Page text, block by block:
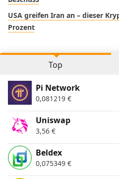
USA greifen Iran an – dieser
Prozent
Top
Pi Network
0,081219 €
Uniswap
3,56 €
Beldex
0,075349 €